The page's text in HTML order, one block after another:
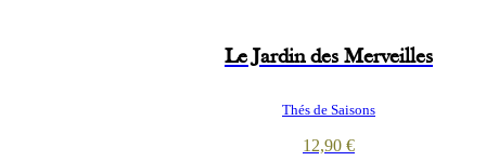
Le Jardin des Merveilles
Thés de Saisons
12,90 €